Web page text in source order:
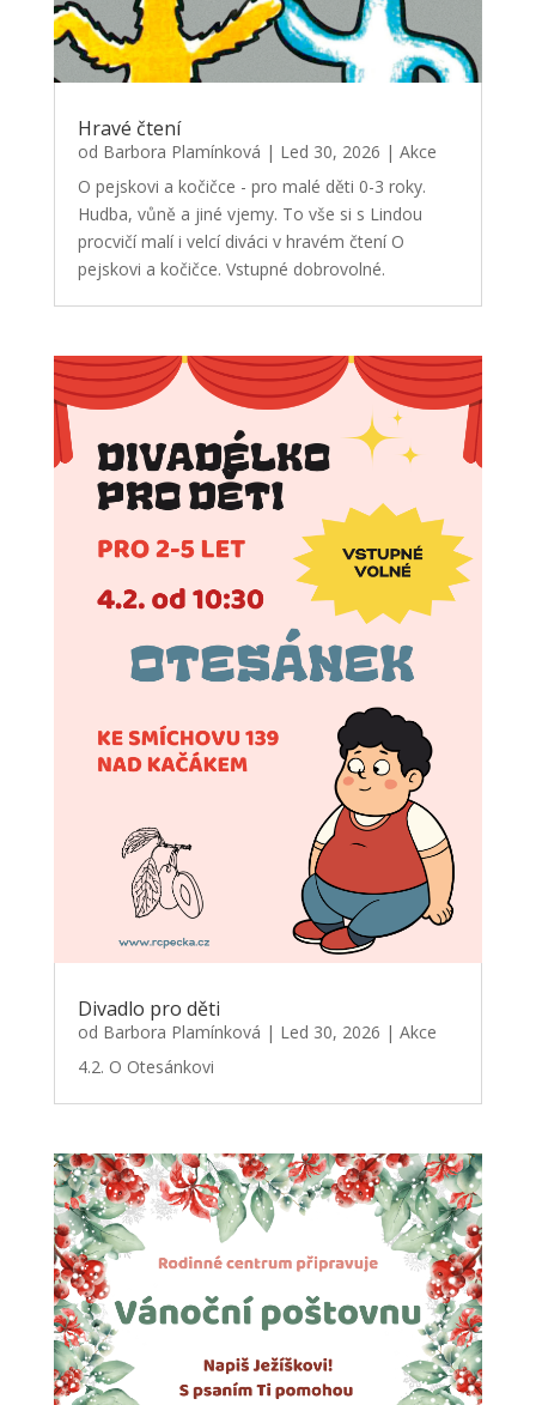
Hravé čtení
od Barbora Plamínková | Led 30, 2026 | Akce
O pejskovi a kočičce - pro malé děti 0-3 roky.
Hudba, vůně a jiné vjemy. To vše si s Lindou
procvičí malí i velcí diváci v hravém čtení O
pejskovi a kočičce. Vstupné dobrovolné.
Divadlo pro děti
od Barbora Plamínková | Led 30, 2026 | Akce
4.2. O Otesánkovi